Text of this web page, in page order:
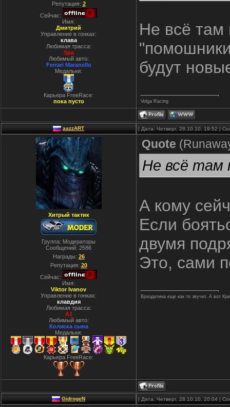
Репутация: 2
Сейчас:
Имя:
Дмитрий
Управление в гонках:
клава
Любимая трасса:
Spa
Любимый авто:
Ferrari Maranello
Медальки:
Карьера FreeRace:
пока пусто
боксов,
быстрый
Не всё там
будут
Volga Racing
aazzART | Дата: Четверг, 28.10.10, 19:52 |
Хитрый тактик
Группа: Модераторы
Сообщений: 2586
Награды: 26
Репутация: 20
Сейчас:
Имя:
Viktor Ivanov
Управление в гонках:
клавдия
Любимая трасса:
A1
Любимый авто:
Коляска сына
Медальки:
Карьера FreeRace:
Quote (
Не всё там
А кому
Если
двумя
Это, сами
Враздатина еще как то звучит. А вот
GidrogeN | Дата: Четверг, 28.10.10, 20:04 |